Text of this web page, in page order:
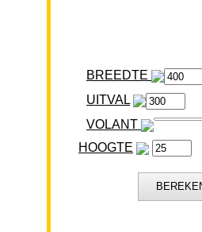
BREEDTE
VOLANT
HOOGTE